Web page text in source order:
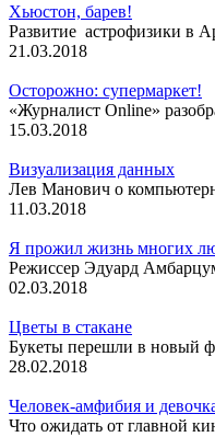
Хьюстон, барев!
Развитие астрофизики в
21.03.2018
Осторожно: супермаркет!
«Журналист Online»
15.03.2018
Визуализация данных
Лев Манович о
11.03.2018
Я прожил жизнь многих
Режиссер Эдуард
02.03.2018
Цветы в стакане
Букеты перешли в новый
28.02.2018
Человек-амфибия и
Что ожидать от главной